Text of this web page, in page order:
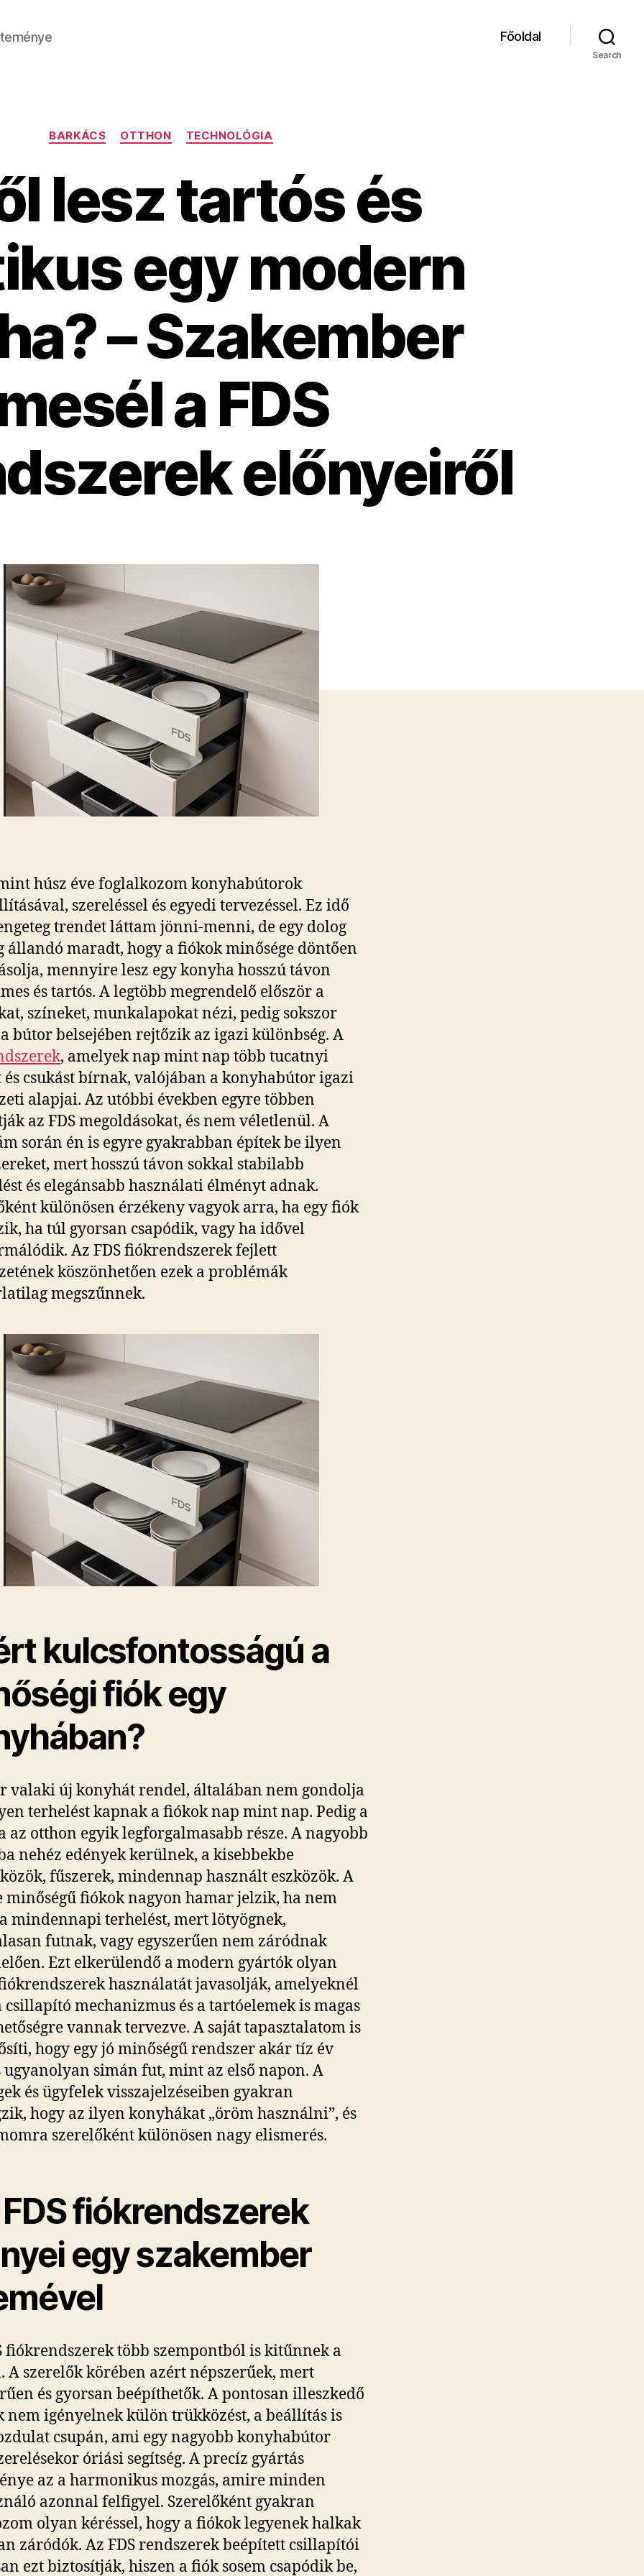
Főoldal
Search
Kategóriák
BARKÁCS OTTHON TECHNOLÓGIA
lesz tartós és
egy modern
– Szakember
a FDS
előnyeiről
húsz éve foglalkozom konyhabútorok
szereléssel és egyedi tervezéssel. Ez idő
trendet láttam jönni-menni, de egy dolog
állandó maradt, hogy a fiókok minősége döntően
mennyire lesz egy konyha hosszú távon
és tartós. A legtöbb megrendelő először a
színeket, munkalapokat nézi, pedig sokszor
bútor belsejében rejtőzik az igazi különbség. A
, amelyek nap mint nap több tucatnyi
csukást bírnak, valójában a konyhabútor igazi
alapjai. Az utóbbi években egyre többen
az FDS megoldásokat, és nem véletlenül. A
során én is egyre gyakrabban építek be ilyen
mert hosszú távon sokkal stabilabb
és elegánsabb használati élményt adnak.
különösen érzékeny vagyok arra, ha egy fiók
ha túl gyorsan csapódik, vagy ha idővel
Az FDS fiókrendszerek fejlett
köszönhetően ezek a problémák
megszűnnek.
kulcsfontosságú a
fiók egy
valaki új konyhát rendel, általában nem gondolja
terhelést kapnak a fiókok nap mint nap. Pedig a
az otthon egyik legforgalmasabb része. A nagyobb
nehéz edények kerülnek, a kisebbekbe
fűszerek, mindennap használt eszközök. A
minőségű fiókok nagyon hamar jelzik, ha nem
mindennapi terhelést, mert lötyögnek,
futnak, vagy egyszerűen nem záródnak
Ezt elkerülendő a modern gyártók olyan
használatát javasolják, amelyeknél
csillapító mechanizmus és a tartóelemek is magas
vannak tervezve. A saját tapasztalatom is
hogy egy jó minőségű rendszer akár tíz év
ugyanolyan simán fut, mint az első napon. A
és ügyfelek visszajelzéseiben gyakran
hogy az ilyen konyhákat „öröm használni”, és
szerelőként különösen nagy elismerés.
fiókrendszerek
egy szakember
fiókrendszerek több szempontból is kitűnnek a
A szerelők körében azért népszerűek, mert
és gyorsan beépíthetők. A pontosan illeszkedő
nem igényelnek külön trükközést, a beállítás is
csupán, ami egy nagyobb konyhabútor
óriási segítség. A precíz gyártás
az a harmonikus mozgás, amire minden
azonnal felfigyel. Szerelőként gyakran
olyan kéréssel, hogy a fiókok legyenek halkak
záródók. Az FDS rendszerek beépített csillapítói
ezt biztosítják, hiszen a fiók sosem csapódik be,